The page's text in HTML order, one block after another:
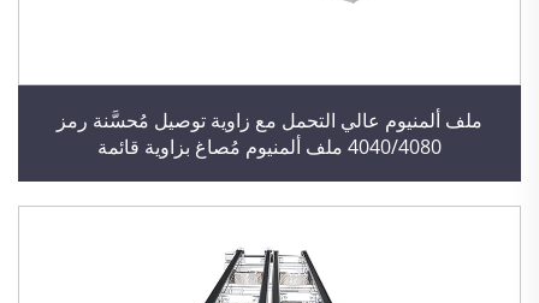
ملف ألمنيوم عالي التحمل مع زاوية توصيل مُحسَّنة رمز
4040/4080 ملف ألمنيوم مُصاغ بزاوية قائمة